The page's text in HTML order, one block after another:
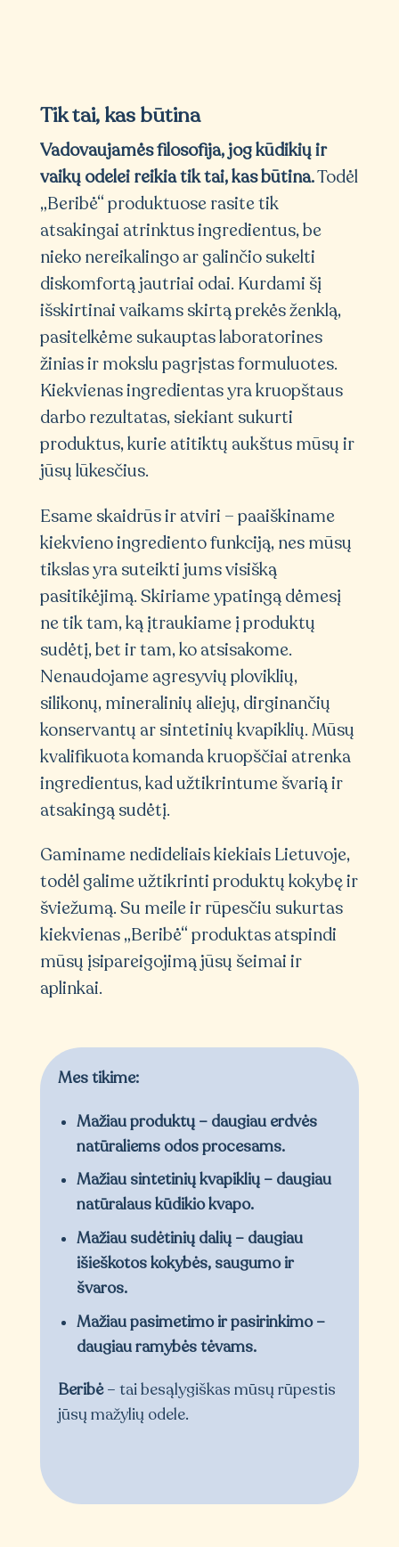
Tik tai, kas būtina
Vadovaujamės filosofija, jog kūdikių ir
vaikų odelei reikia tik tai, kas būtina.Todėl
„Beribė“ produktuose rasite tik
atsakingai atrinktus ingredientus, be
nieko nereikalingo ar galinčio sukelti
diskomfortą jautriai odai. Kurdami šį
išskirtinai vaikams skirtą prekės ženklą,
pasitelkėme sukauptas laboratorines
žinias ir mokslu pagrįstas formuluotes.
Kiekvienas ingredientas yra kruopštaus
darbo rezultatas, siekiant sukurti
produktus, kurie atitiktų aukštus mūsų ir
jūsų lūkesčius.
Esame skaidrūs ir atviri – paaiškiname
kiekvieno ingrediento funkciją, nes mūsų
tikslas yra suteikti jums visišką
pasitikėjimą. Skiriame ypatingą dėmesį
ne tik tam, ką įtraukiame į produktų
sudėtį, bet ir tam, ko atsisakome.
Nenaudojame agresyvių ploviklių,
silikonų, mineralinių aliejų, dirginančių
konservantų ar sintetinių kvapiklių. Mūsų
kvalifikuota komanda kruopščiai atrenka
ingredientus, kad užtikrintume švarią ir
atsakingą sudėtį.
Gaminame nedideliais kiekiais Lietuvoje,
todėl galime užtikrinti produktų kokybę ir
šviežumą. Su meile ir rūpesčiu sukurtas
kiekvienas „Beribė“ produktas atspindi
mūsų įsipareigojimą jūsų šeimai ir
aplinkai.
Mes tikime:
Mažiau produktų – daugiau erdvės
natūraliems odos procesams.
Mažiau sintetinių kvapiklių – daugiau
natūralaus kūdikio kvapo.
Mažiau sudėtinių dalių – daugiau
išieškotos kokybės, saugumo ir
švaros.
Mažiau pasimetimo ir pasirinkimo –
daugiau ramybės tėvams.
Beribė– tai besąlygiškas mūsų rūpestis
jūsų mažylių odele.